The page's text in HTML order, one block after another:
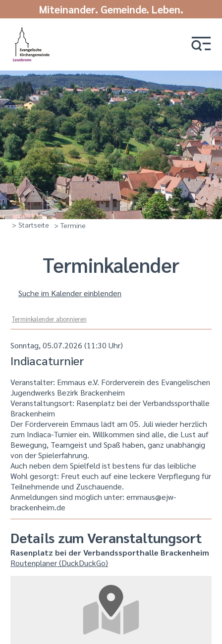
Miteinander. Gemeinde. Leben.
> Startseite > Termine
Termin­kalender
Suche im Kalender einblenden
Terminkalender abonnieren
Sonntag, 05.07.2026 (11:30 Uhr)
Indiacaturnier
Veranstalter: Emmaus e.V. Förderverein des Evangelischen
Jugendwerks Bezirk Brackenheim
Veranstaltungsort: Rasenplatz bei der Verbandssporthalle
Brackenheim
Der Förderverein Emmaus lädt am 05. Juli wieder herzlich
zum Indiaca-Turnier ein. Willkommen sind alle, die Lust auf
Bewegung, Teamgeist und Spaß haben, ganz unabhängig
von der Spielerfahrung.
Auch neben dem Spielfeld ist bestens für das leibliche
Wohl gesorgt: Freut euch auf eine leckere Verpflegung für
Teilnehmende und Zuschauende.
Anmeldungen sind möglich unter: emmaus@ejw-
brackenheim.de
Details zum Veranstaltungsort
Rasenplatz bei der Verbandssporthalle Brackenheim
Routenplaner (DuckDuckGo)